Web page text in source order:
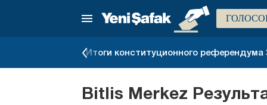
Итоги конституционного референдума
Bitlis Merkez